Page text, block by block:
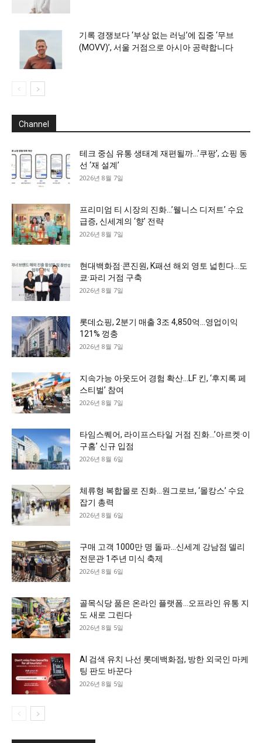
기록 경쟁보다 ‘부상 없는 러닝’에 집중 ‘무브
(MOVV)’, 서울 거점으로 아시아 공략합니다
Channel
테크 중심 유통 생태계 재편될까…’쿠팡’, 쇼핑 동
선 ‘재 설계’
2026년 8월 7일
프리미엄 티 시장의 진화…’웰니스 디저트’ 수요
급증, 신세계의 ‘향’ 전략
2026년 8월 7일
현대백화점·콘진원, K패션 해외 영토 넓힌다…도
쿄·파리 거점 구축
2026년 8월 7일
롯데쇼핑, 2분기 매출 3조 4,850억…영업이익
121% 껑충
2026년 8월 7일
지속가능 아웃도어 경험 확산…LF 킨, ‘후지록 페
스티벌’ 참여
2026년 8월 7일
타임스퀘어, 라이프스타일 거점 진화…’아르켓·이
구홈’ 신규 입점
2026년 8월 6일
체류형 복합몰로 진화…원그로브, ‘몰캉스’ 수요
잡기 총력
2026년 8월 6일
구매 고객 1000만 명 돌파…신세계 강남점 델리
전문관 1주년 미식 축제
2026년 8월 6일
골목식당 품은 온라인 플랫폼…오프라인 유통 지
도 새로 그린다
2026년 8월 5일
AI 검색 유치 나선 롯데백화점, 방한 외국인 마케
팅 판도 바꾼다
2026년 8월 5일